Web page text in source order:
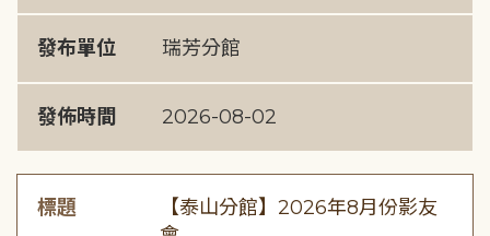
發布單位 瑞芳分館
發佈時間 2026-08-02
標題
【泰山分館】2026年8月份影友